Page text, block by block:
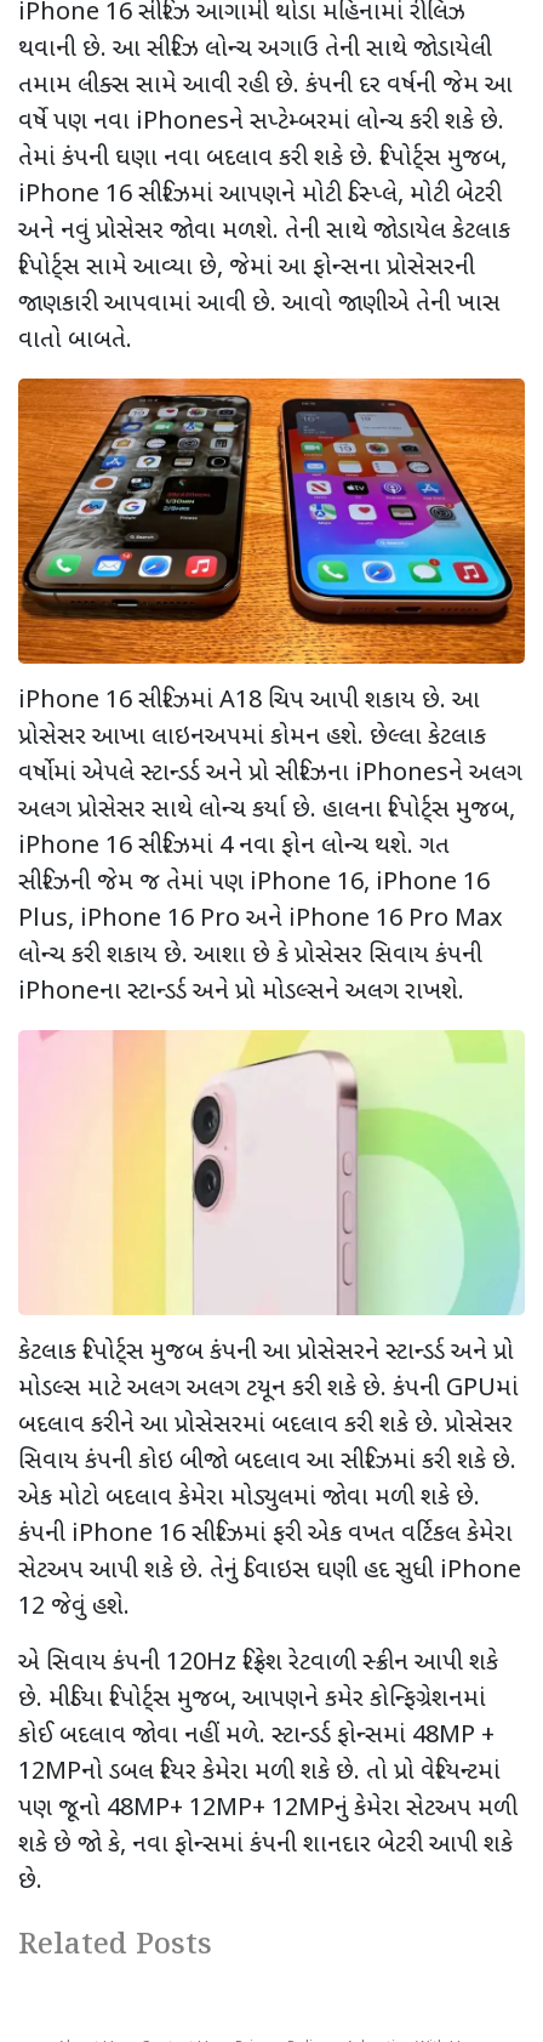
iPhone 16 સીરિઝ આગામી થોડા મહિનામાં રીલિઝ
થવાની છે. આ સીરિઝ લોન્ચ અગાઉ તેની સાથે જોડાયેલી
તમામ લીક્સ સામે આવી રહી છે. કંપની દર વર્ષની જેમ આ
વર્ષે પણ નવા iPhonesને સપ્ટેમ્બરમાં લોન્ચ કરી શકે છે.
તેમાં કંપની ઘણા નવા બદલાવ કરી શકે છે. રિપોર્ટ્સ મુજબ,
iPhone 16 સીરિઝમાં આપણને મોટી ડિસ્પ્લે, મોટી બેટરી
અને નવું પ્રોસેસર જોવા મળશે. તેની સાથે જોડાયેલ કેટલાક
રિપોર્ટ્સ સામે આવ્યા છે, જેમાં આ ફોન્સના પ્રોસેસરની
જાણકારી આપવામાં આવી છે. આવો જાણીએ તેની ખાસ
વાતો બાબતે.
iPhone 16 સીરિઝમાં A18 ચિપ આપી શકાય છે. આ
પ્રોસેસર આખા લાઇનઅપમાં કોમન હશે. છેલ્લા કેટલાક
વર્ષોમાં એપલે સ્ટાન્ડર્ડ અને પ્રો સીરિઝના iPhonesને અલગ
અલગ પ્રોસેસર સાથે લોન્ચ કર્યા છે. હાલના રિપોર્ટ્સ મુજબ,
iPhone 16 સીરિઝમાં 4 નવા ફોન લોન્ચ થશે. ગત
સીરિઝની જેમ જ તેમાં પણ iPhone 16, iPhone 16
Plus, iPhone 16 Pro અને iPhone 16 Pro Max
લોન્ચ કરી શકાય છે. આશા છે કે પ્રોસેસર સિવાય કંપની
iPhoneના સ્ટાન્ડર્ડ અને પ્રો મોડલ્સને અલગ રાખશે.
કેટલાક રિપોર્ટ્સ મુજબ કંપની આ પ્રોસેસરને સ્ટાન્ડર્ડ અને પ્રો
મોડલ્સ માટે અલગ અલગ ટયૂન કરી શકે છે. કંપની GPUમાં
બદલાવ કરીને આ પ્રોસેસરમાં બદલાવ કરી શકે છે. પ્રોસેસર
સિવાય કંપની કોઇ બીજો બદલાવ આ સીરિઝમાં કરી શકે છે.
એક મોટો બદલાવ કેમેરા મોડ્યુલમાં જોવા મળી શકે છે.
કંપની iPhone 16 સીરિઝમાં ફરી એક વખત વર્ટિકલ કેમેરા
સેટઅપ આપી શકે છે. તેનું ડિવાઇસ ઘણી હદ સુધી iPhone
12 જેવું હશે.
એ સિવાય કંપની 120Hz રિફ્રેશ રેટવાળી સ્ક્રીન આપી શકે
છે. મીડિયા રિપોર્ટ્સ મુજબ, આપણને કમેર કોન્ફિગ્રેશનમાં
કોઈ બદલાવ જોવા નહીં મળે. સ્ટાન્ડર્ડ ફોન્સમાં 48MP +
12MPનો ડબલ રિયર કેમેરા મળી શકે છે. તો પ્રો વેરિયન્ટમાં
પણ જૂનો 48MP+ 12MP+ 12MPનું કેમેરા સેટઅપ મળી
શકે છે જો કે, નવા ફોન્સમાં કંપની શાનદાર બેટરી આપી શકે
છે.
Related Posts